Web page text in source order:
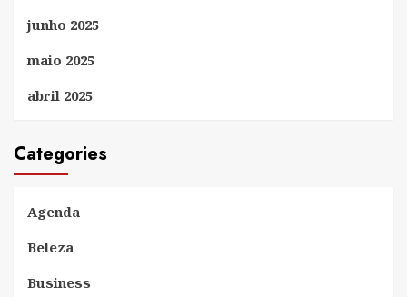
junho 2025
maio 2025
abril 2025
Categories
Agenda
Beleza
Business